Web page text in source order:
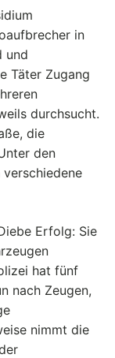
in
und
Täter Zugang
durchsucht.
die
den
Erfolg: Sie
hat fünf
nach Zeugen,
nimmt die